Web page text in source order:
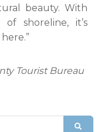
beauty. With
shoreline, it’s
Tourist Bureau